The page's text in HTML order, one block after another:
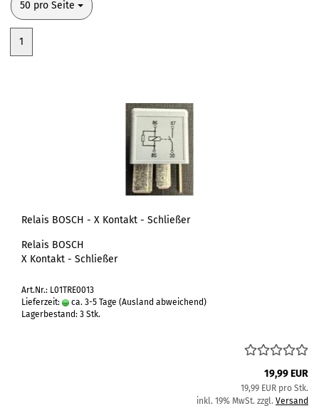
50 pro Seite
pro Seite
1
Relais BOSCH - X Kontakt - Schließer
Relais BOSCH
X Kontakt - Schließer
Art.Nr.: L01TRE0013
Lieferzeit:
ca. 3-5 Tage (Ausland abweichend)
Lagerbestand: 3 Stk.
19,99 EUR
19,99 EUR pro Stk.
inkl. 19% MwSt. zzgl. Versand